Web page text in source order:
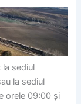
sediul
la sediul
orele 09:00 și